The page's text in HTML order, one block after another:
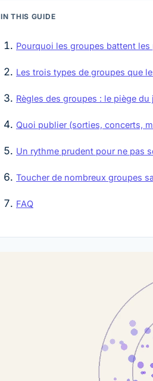
IN THIS GUIDE
Pourquoi les groupes battent
Les trois types de groupes que
Règles des groupes : le piège
Quoi publier (sorties, concerts,
Un rythme prudent pour ne pas
Toucher de nombreux groupes
FAQ